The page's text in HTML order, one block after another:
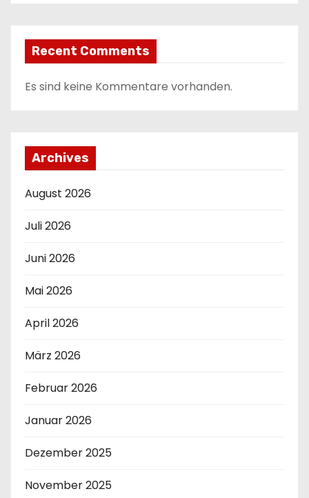
Recent Comments
Es sind keine Kommentare vorhanden.
Archives
August 2026
Juli 2026
Juni 2026
Mai 2026
April 2026
März 2026
Februar 2026
Januar 2026
Dezember 2025
November 2025